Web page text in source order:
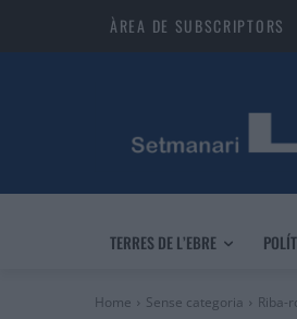
ÀREA DE SUBSCRIPTORS
TERRES DE L’EBRE
Home Sense categoria Riba-